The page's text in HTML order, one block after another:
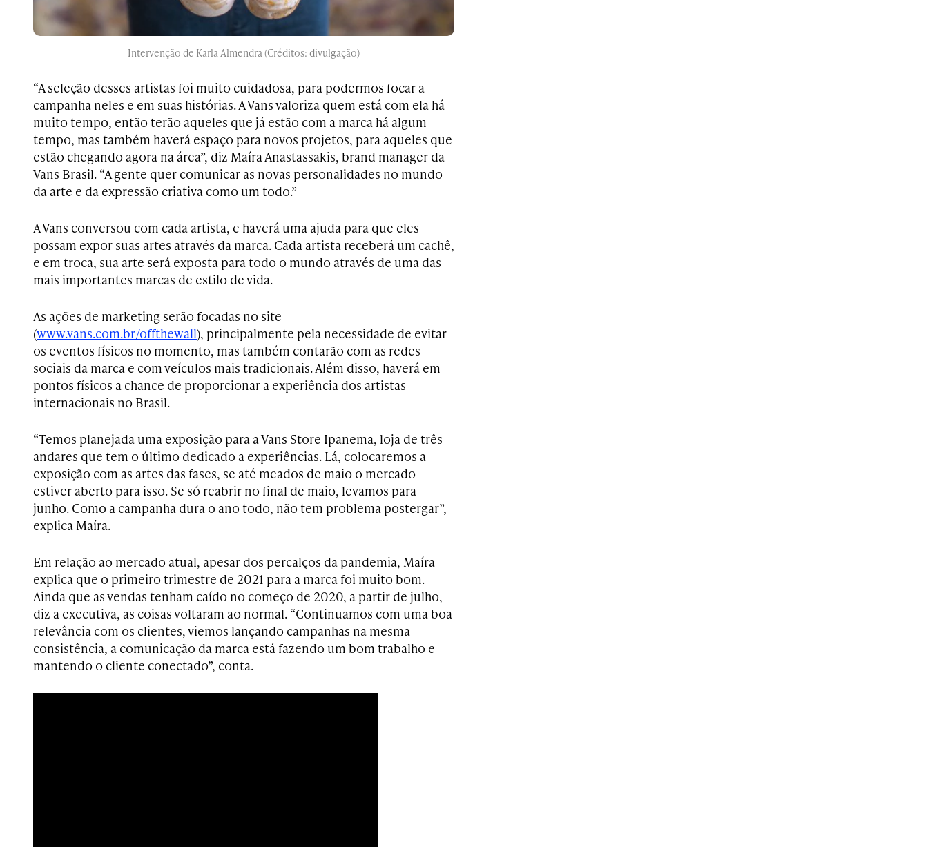
Intervenção de Karla Almendra (Créditos: divulgação)
“A seleção desses artistas foi muito cuidadosa, para podermos focar a
campanha neles e em suas histórias. A Vans valoriza quem está com ela há
muito tempo, então terão aqueles que já estão com a marca há algum
tempo, mas também haverá espaço para novos projetos, para aqueles que
estão chegando agora na área”, diz Maíra Anastassakis, brand manager da
Vans Brasil. “A gente quer comunicar as novas personalidades no mundo
da arte e da expressão criativa como um todo.”
A Vans conversou com cada artista, e haverá uma ajuda para que eles
possam expor suas artes através da marca. Cada artista receberá um cachê,
e em troca, sua arte será exposta para todo o mundo através de uma das
mais importantes marcas de estilo de vida.
As ações de marketing serão focadas no site
(www.vans.com.br/offthewall), principalmente pela necessidade de evitar
os eventos físicos no momento, mas também contarão com as redes
sociais da marca e com veículos mais tradicionais. Além disso, haverá em
pontos físicos a chance de proporcionar a experiência dos artistas
internacionais no Brasil.
“Temos planejada uma exposição para a Vans Store Ipanema, loja de três
andares que tem o último dedicado a experiências. Lá, colocaremos a
exposição com as artes das fases, se até meados de maio o mercado
estiver aberto para isso. Se só reabrir no final de maio, levamos para
junho. Como a campanha dura o ano todo, não tem problema postergar”,
explica Maíra.
Em relação ao mercado atual, apesar dos percalços da pandemia, Maíra
explica que o primeiro trimestre de 2021 para a marca foi muito bom.
Ainda que as vendas tenham caído no começo de 2020, a partir de julho,
diz a executiva, as coisas voltaram ao normal. “Continuamos com uma boa
relevância com os clientes, viemos lançando campanhas na mesma
consistência, a comunicação da marca está fazendo um bom trabalho e
mantendo o cliente conectado”, conta.